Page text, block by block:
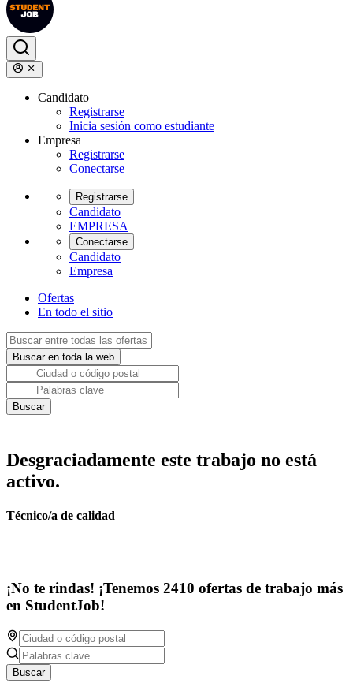
Candidato
Registrarse
Inicia sesión como estudiante
Empresa
Registrarse
Conectarse
Registrarse
Candidato
EMPRESA
Conectarse
Candidato
Empresa
Ofertas
En todo el sitio
Desgraciadamente este trabajo no está
activo.
Técnico/a de calidad
¡No te rindas! ¡Tenemos 2410 ofertas de trabajo más
en StudentJob!
Buscar